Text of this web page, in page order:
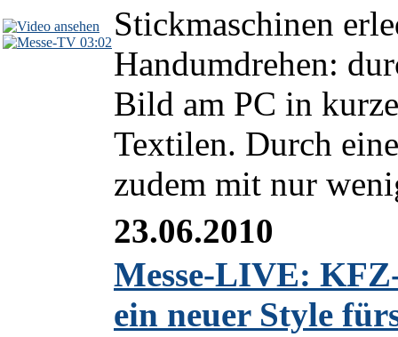
03:02 Stickmaschinen
Handumdrehen:
Bild am PC in
Textilen. Durch
zudem mit nur
23.06.2010
Messe-LIVE:
ein neuer Style